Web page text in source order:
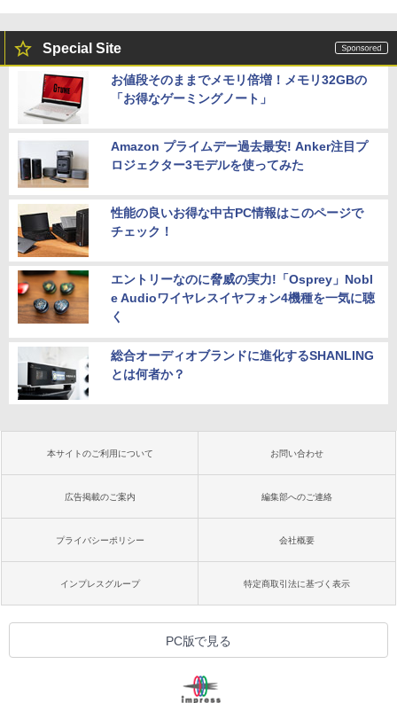
Special Site
お値段そのままでメモリ倍増！メモリ32GBの
「お得なゲーミングノート」
Amazon プライムデー過去最安! Anker注目プ
ロジェクター3モデルを使ってみた
性能の良いお得な中古PC情報はこのページで
チェック！
エントリーなのに脅威の実力!「Osprey」Nobl
e Audioワイヤレスイヤフォン4機種を一気に聴
く
総合オーディオブランドに進化するSHANLING
とは何者か？
本サイトのご利用について お問い合わせ
広告掲載のご案内 編集部へのご連絡
プライバシーポリシー 会社概要
インプレスグループ 特定商取引法に基づく表示
PC版で見る